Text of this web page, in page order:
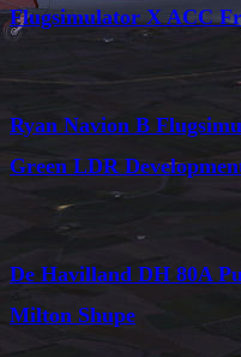
Flugsimulator X ACC
Ryan Navion B
Green LDR
De Havilland DH 80A
Milton Shupe